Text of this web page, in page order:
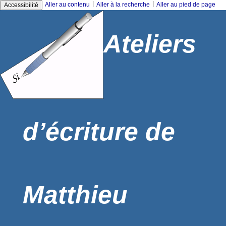
Accessibilité Aller au contenu Aller à la recherche Aller au pied de page
Ateliers
d’écriture de
Matthieu